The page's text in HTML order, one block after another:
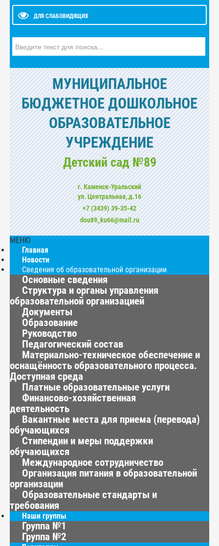
ДЛЯ СЛАБОВИДЯЩИХ
МУНИЦИПАЛЬНОЕ
БЮДЖЕТНОЕ ДОШКОЛЬНОЕ
ОБРАЗОВАТЕЛЬНОЕ
УЧРЕЖДЕНИЕ
Детский сад №89
г. Каменск-Уральский
ул. Центральная, д.16
+7 (3439) 39-35-42
dou89_ku66@mail.ru
МЕНЮ
Главная
Новости
Сведения об образовательной организации
Основные сведения
Структура и органы управления
образовательной организацией
Документы
Образование
Руководство
Педагогический состав
Материально-техническое обеспечение и
оснащённость образовательного процесса.
Доступная среда
Платные образовательные услуги
Финансово-хозяйственная
деятельность
Вакантные места для приема (перевода)
обучающихся
Стипендии и меры поддержки
обучающихся
Международное сотрудничество
Организация питания в образовательной
организации
Образовательные стандарты и
требования
Наши группы
Группа №1
Группа №2